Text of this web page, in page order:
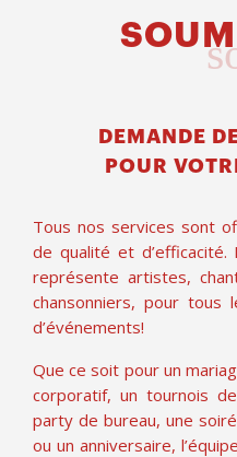
DEMANDE
POUR
Tous nos services sont
de qualité et
représente artistes,
chansonniers, pour
d’événements!
Que ce soit pour un
corporatif, un tournois
party de bureau, une
ou un anniversaire,